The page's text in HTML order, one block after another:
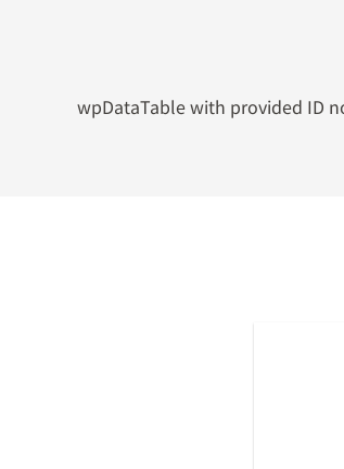
wpDataTable with provided ID